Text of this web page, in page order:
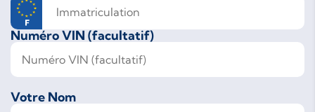
Numéro VIN (facultatif)
Votre Nom